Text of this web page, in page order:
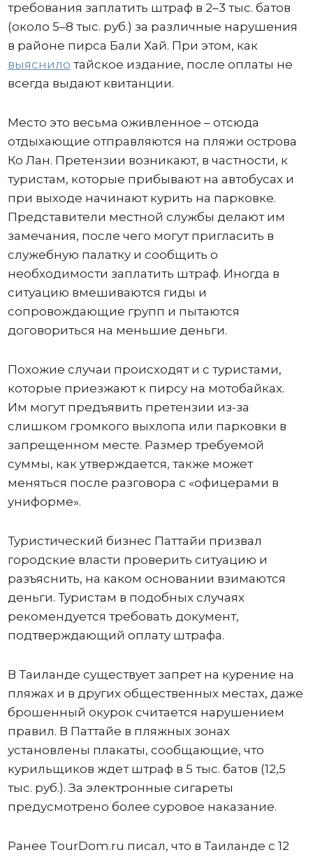
требования заплатить штраф в 2–3 тыс. батов
(около 5–8 тыс. руб.) за различные нарушения
в районе пирса Бали Хай. При этом, как
выяснило тайское издание, после оплаты не
всегда выдают квитанции.
Место это весьма оживленное – отсюда
отдыхающие отправляются на пляжи острова
Ко Лан. Претензии возникают, в частности, к
туристам, которые прибывают на автобусах и
при выходе начинают курить на парковке.
Представители местной службы делают им
замечания, после чего могут пригласить в
служебную палатку и сообщить о
необходимости заплатить штраф. Иногда в
ситуацию вмешиваются гиды и
сопровождающие групп и пытаются
договориться на меньшие деньги.
Похожие случаи происходят и с туристами,
которые приезжают к пирсу на мотобайках.
Им могут предъявить претензии из-за
слишком громкого выхлопа или парковки в
запрещенном месте. Размер требуемой
суммы, как утверждается, также может
меняться после разговора с «офицерами в
униформе».
Туристический бизнес Паттайи призвал
городские власти проверить ситуацию и
разъяснить, на каком основании взимаются
деньги. Туристам в подобных случаях
рекомендуется требовать документ,
подтверждающий оплату штрафа.
В Таиланде существует запрет на курение на
пляжах и в других общественных местах, даже
брошенный окурок считается нарушением
правил. В Паттайе в пляжных зонах
установлены плакаты, сообщающие, что
курильщиков ждет штраф в 5 тыс. батов (12,5
тыс. руб.). За электронные сигареты
предусмотрено более суровое наказание.
Ранее TourDom.ru писал, что в Таиланде с 12